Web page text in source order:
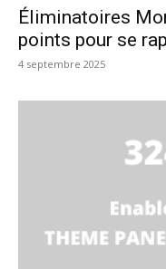
Éliminatoires
points pour se
4 septembre 2025